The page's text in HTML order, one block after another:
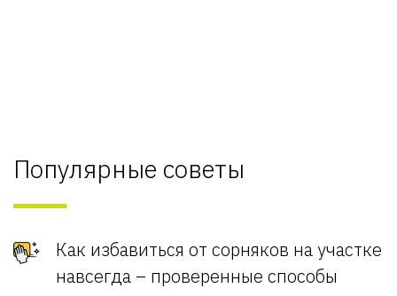
Популярные советы
Как избавиться от сорняков на участке
навсегда – проверенные способы